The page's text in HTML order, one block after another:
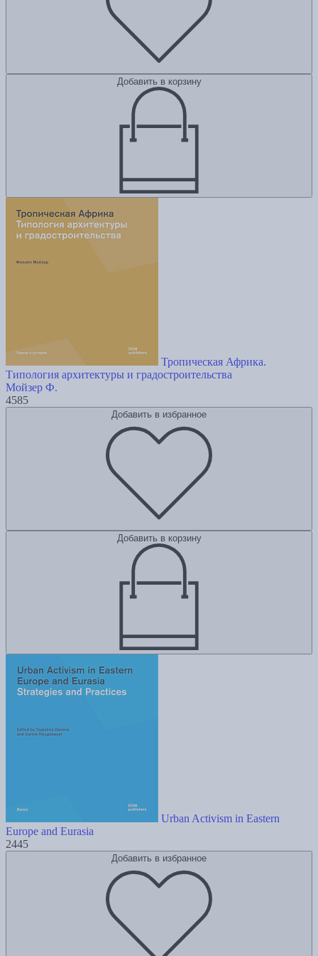
Добавить в корзину
Тропическая Африка.
Типология архитектуры и градостроительства
Мойзер Ф.
4585
Добавить в избранное
Добавить в корзину
Urban Activism in Eastern
Europe and Eurasia
2445
Добавить в избранное